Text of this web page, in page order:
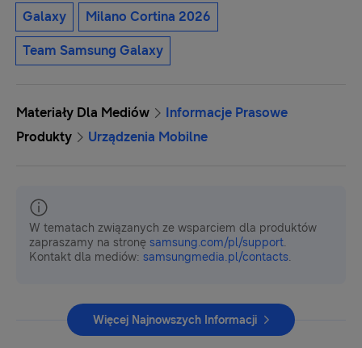
Galaxy Milano Cortina 2026
Team Samsung Galaxy
Materiały Dla Mediów
Informacje Prasowe
Produkty
Urządzenia Mobilne
W tematach związanych ze wsparciem dla produktów
zapraszamy na stronę samsung.com/pl/support.
Kontakt dla mediów: samsungmedia.pl/contacts.
Więcej Najnowszych Informacji